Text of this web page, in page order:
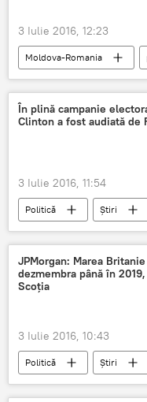
3 Iulie 2016, 12:23
Moldova-Romania
studiu
Plante
În plină campanie
Clinton a fost audiată de
3 Iulie 2016, 11:54
Politică Știri
Hillary Clinton
FBI
scandal
anchetă
JPMorgan: Marea
dezmembra până în
Scoția
3 Iulie 2016, 10:43
Politică Știri
Marea Britanie